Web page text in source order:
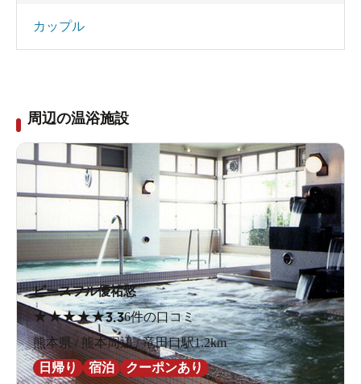
カップル
周辺の温浴施設
ピースフル優祐悠
★★★★★3.36件の口コミ
熊本県 / 熊本周辺 / 竜田口駅1.2km
日帰り
宿泊 クーポンあり